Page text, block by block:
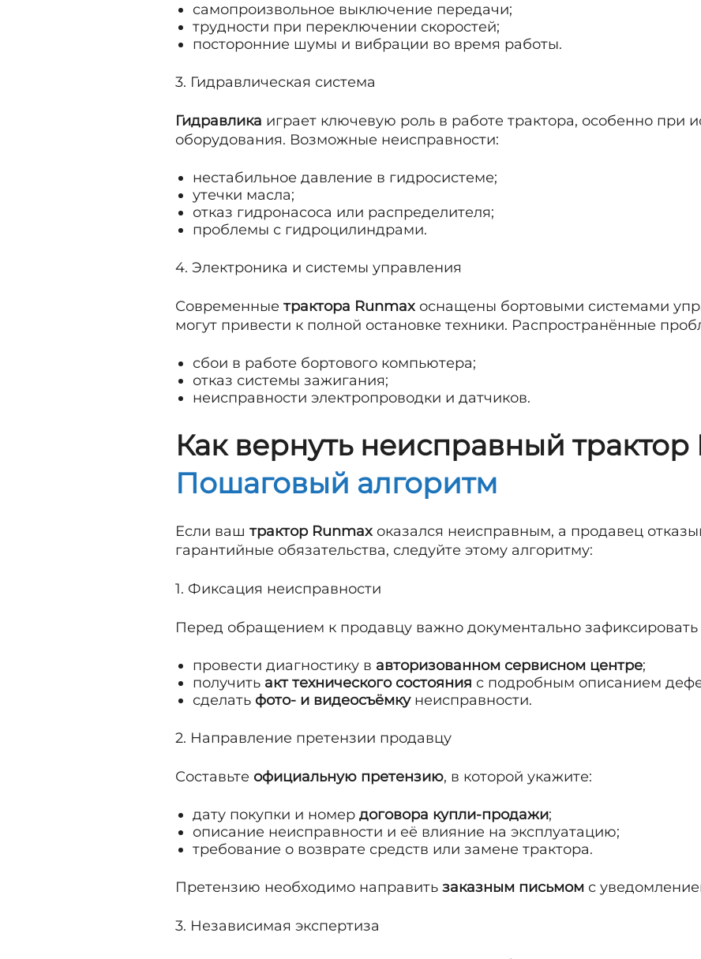
самопроизвольное выключение передачи;
трудности при переключении скоростей;
посторонние шумы и вибрации во время работы.
3. Гидравлическая система
Гидравлика играет ключевую роль в работе трактора, особенно при
оборудования. Возможные неисправности:
нестабильное давление в гидросистеме;
утечки масла;
отказ гидронасоса или распределителя;
проблемы с гидроцилиндрами.
4. Электроника и системы управления
Современные трактора Runmaxоснащены бортовыми системами
могут привести к полной остановке техники. Распространённые
сбои в работе бортового компьютера;
отказ системы зажигания;
неисправности электропроводки и датчиков.
Как вернуть неисправный трактор
Пошаговый алгоритм
Если ваш трактор Runmaxоказался неисправным, а продавец
гарантийные обязательства, следуйте этому алгоритму:
1. Фиксация неисправности
Перед обращением к продавцу важно документально зафиксировать
провести диагностику в авторизованном сервисном центре;
получить акт технического состояния с подробным описанием
сделать фото- и видеосъёмкунеисправности.
2. Направление претензии продавцу
Составьте официальную претензию, в которой укажите:
дату покупки и номер договора купли-продажи;
описание неисправности и её влияние на эксплуатацию;
требование о возврате средств или замене трактора.
Претензию необходимо направить заказным письмом с
3. Независимая экспертиза